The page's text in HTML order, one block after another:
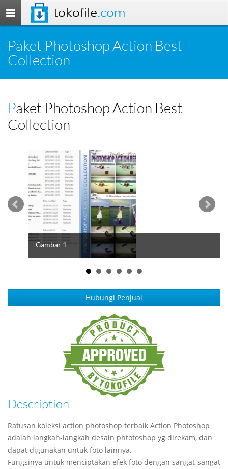
Toggle
navigation
tokofile.com
Paket Photoshop Action Best
Collection
Paket Photoshop Action Best
Collection
Gambar 1
Hubungi Penjual
Description
Ratusan koleksi action photoshop terbaik Action Photoshop
adalah langkah-langkah desain phtotoshop yg direkam, dan
dapat digunakan untuk foto lainnya.
Fungsinya untuk menciptakan efek foto dengan sangat-sangat